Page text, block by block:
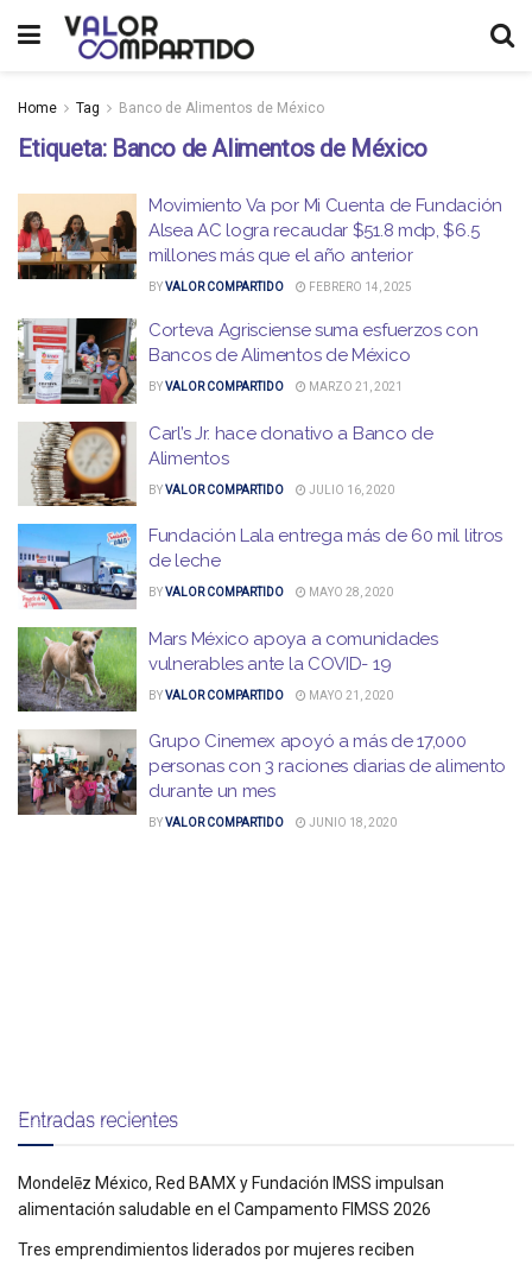
Home Tag Banco de Alimentos de México
Etiqueta: Banco de Alimentos de México
Movimiento Va por Mi Cuenta de Fundación
Alsea AC logra recaudar $51.8 mdp, $6.5
millones más que el año anterior
BYVALOR COMPARTIDO FEBRERO 14, 2025
Corteva Agrisciense suma esfuerzos con
Bancos de Alimentos de México
BYVALOR COMPARTIDO MARZO 21, 2021
Carl’s Jr. hace donativo a Banco de
Alimentos
BYVALOR COMPARTIDO JULIO 16, 2020
Fundación Lala entrega más de 60 mil litros
de leche
BYVALOR COMPARTIDO MAYO 28, 2020
Mars México apoya a comunidades
vulnerables ante la COVID- 19
BYVALOR COMPARTIDO MAYO 21, 2020
Grupo Cinemex apoyó a más de 17,000
personas con 3 raciones diarias de alimento
durante un mes
BYVALOR COMPARTIDO JUNIO 18, 2020
Entradas recientes
Mondelēz México, Red BAMX y Fundación IMSS impulsan
alimentación saludable en el Campamento FIMSS 2026
Tres emprendimientos liderados por mujeres reciben